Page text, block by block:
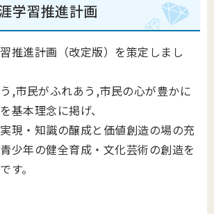
学習推進計画
推進計画（改定版）を策定しまし
う,市民がふれあう,市民の心が豊かに
基本理念に掲げ、
現・知識の醸成と価値創造の場の充
少年の健全育成・文化芸術の創造を
す。